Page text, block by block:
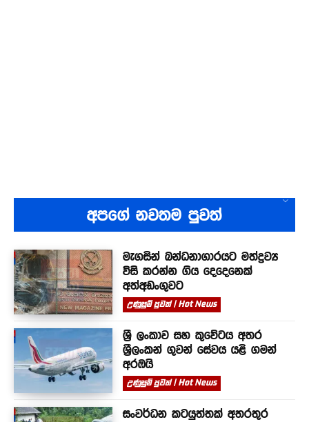
අපගේ නවතම පුවත්
මැගසින් බන්ධනාගාරයට මත්ද්‍රව්‍ය
විසි කරන්න ගිය දෙදෙනෙක්
අත්අඩංගුවට
උණුසුම් පුවත් | Hot News
ශ්‍රී ලංකාව සහ කුවේටය අතර
ශ්‍රීලංකන් ගුවන් සේවය යළි ගමන්
අරඹයි
උණුසුම් පුවත් | Hot News
සංවර්ධන කටයුත්තක් අතරතුර